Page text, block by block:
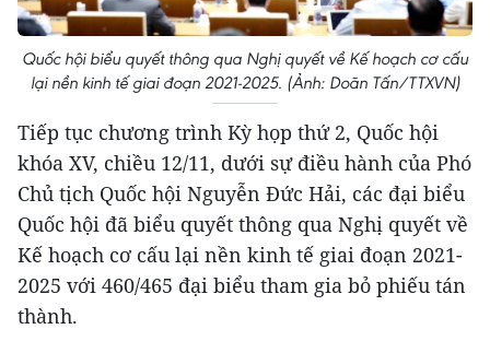
Quốc hội biểu quyết thông qua Nghị quyết về Kế hoạch cơ cấu
lại nền kinh tế giai đoạn 2021-2025. (Ảnh: Doãn Tấn/TTXVN)
Tiếp tục chương trình Kỳ họp thứ 2, Quốc hội
khóa XV, chiều 12/11, dưới sự điều hành của Phó
Chủ tịch Quốc hội Nguyễn Đức Hải, các đại biểu
Quốc hội đã biểu quyết thông qua Nghị quyết về
Kế hoạch cơ cấu lại nền kinh tế giai đoạn 2021-
2025 với 460/465 đại biểu tham gia bỏ phiếu tán
thành.